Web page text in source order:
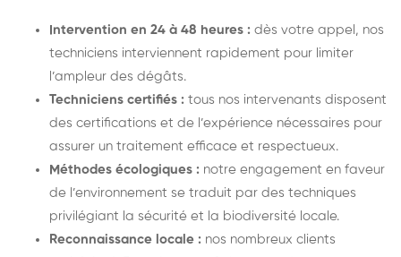
Intervention en 24 à 48 heures : dès votre appel, nos
techniciens interviennent rapidement pour limiter
l’ampleur des dégâts.
Techniciens certifiés : tous nos intervenants disposent
des certifications et de l’expérience nécessaires pour
assurer un traitement efficace et respectueux.
Méthodes écologiques : notre engagement en faveur
de l’environnement se traduit par des techniques
privilégiant la sécurité et la biodiversité locale.
Reconnaissance locale : nos nombreux clients